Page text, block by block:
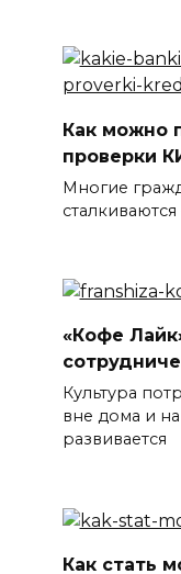
Как можно
проверки
Многие
«Кофе
Культура
вне дома и
развивается
Как стать